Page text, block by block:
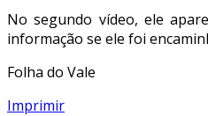
No segundo vídeo, ele
informação se ele foi
Folha do Vale
Imprimir